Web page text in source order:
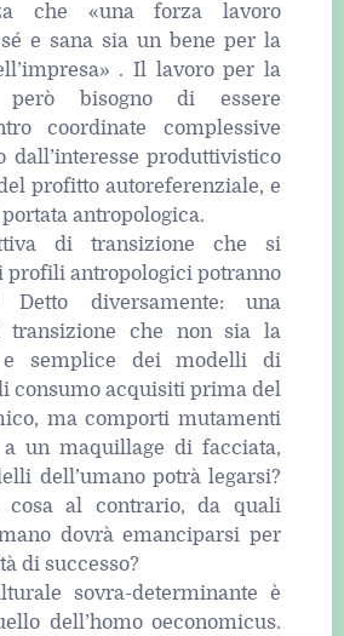
che «una forza lavoro
e sana sia un bene per la
. Il lavoro per la
però bisogno di essere
coordinate complessive
dall’interesse produttivistico
profitto autoreferenziale, e
antropologica.
di transizione che si
profili antropologici potranno
Detto diversamente: una
transizione che non sia la
semplice dei modelli di
consumo acquisiti prima del
ma comporti mutamenti
un maquillage di facciata,
dell’umano potrà legarsi?
cosa al contrario, da quali
dovrà emanciparsi per
di successo?
sovra-determinante è
dell’homo oeconomicus.